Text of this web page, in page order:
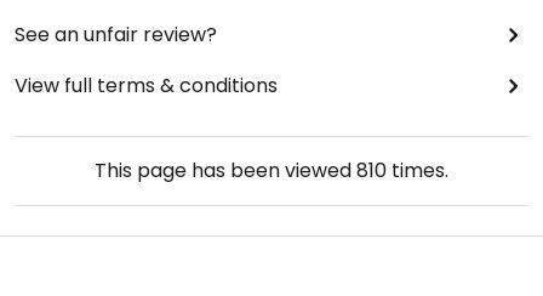
See an unfair review?
View full terms & conditions
This page has been viewed810 times.